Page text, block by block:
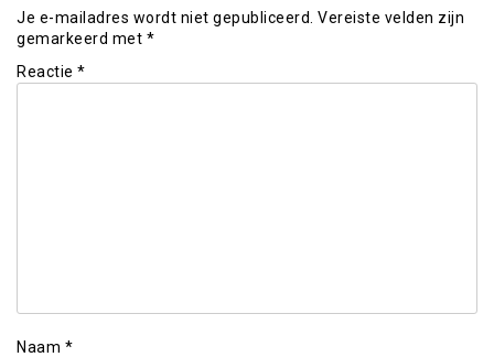
Je e-mailadres wordt niet gepubliceerd. Vereiste velden zijn
gemarkeerd met *
Reactie *
Naam *